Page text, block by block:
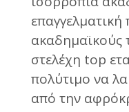
επαγγελματική
ακαδημαϊκούς
στελέχη top
πολύτιμο να
από την